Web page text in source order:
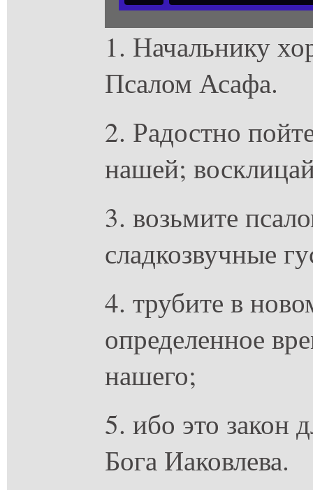
1. Начальнику
Псалом Асафа.
2. Радостно
нашей;
3. возьмите
сладкозвучные
4. трубите в
определенное
нашего;
5. ибо это закон
Бога Иаковлева.